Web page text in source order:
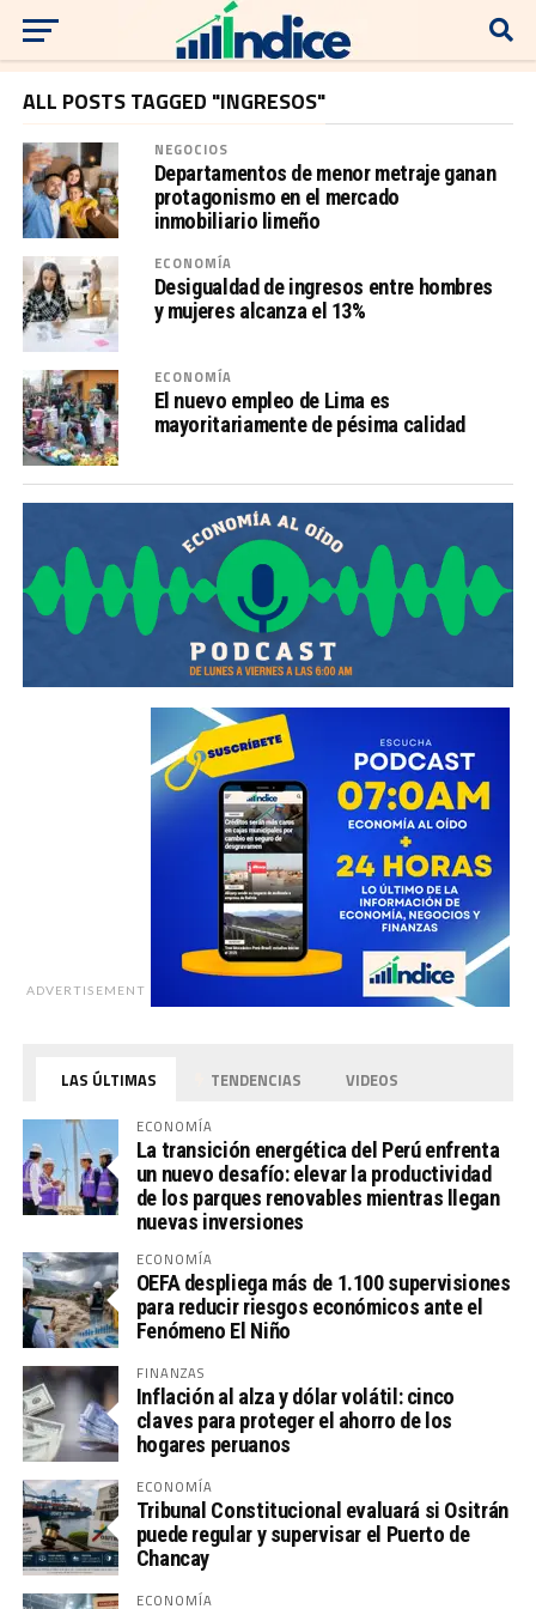
ALL POSTS TAGGED "INGRESOS"
NEGOCIOS
Departamentos de menor metraje ganan
protagonismo en el mercado
inmobiliario limeño
ECONOMÍA
Desigualdad de ingresos entre hombres
y mujeres alcanza el 13%
ECONOMÍA
El nuevo empleo de Lima es
mayoritariamente de pésima calidad
ADVERTISEMENT
LAS ÚLTIMAS TENDENCIAS VIDEOS
ECONOMÍA
La transición energética del Perú enfrenta
un nuevo desafío: elevar la productividad
de los parques renovables mientras llegan
nuevas inversiones
ECONOMÍA
OEFA despliega más de 1.100 supervisiones
para reducir riesgos económicos ante el
Fenómeno El Niño
FINANZAS
Inflación al alza y dólar volátil: cinco
claves para proteger el ahorro de los
hogares peruanos
ECONOMÍA
Tribunal Constitucional evaluará si Ositrán
puede regular y supervisar el Puerto de
Chancay
ECONOMÍA